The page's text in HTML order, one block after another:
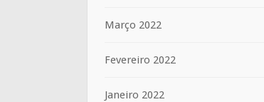
Março 2022
Fevereiro 2022
Janeiro 2022